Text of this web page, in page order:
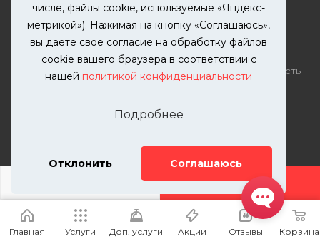
числе, файлы cookie, используемые «Яндекс-
метрикой»). Нажимая на кнопку «Соглашаюсь»,
вы даете свое согласие на обработку файлов
cookie вашего браузера в соответствии с
нашей политикой конфиденциальности
Подробнее
Отклонить Соглашаюсь
ДОБАВИТЬ УСЛУГУ
2026 © KUTUZOVV | Кузовной ремонт и покраска
автомобилей. Вся информация на сайте – собственность
разрешения запрещена. Все права защищены.
Телефон: 8(499)-302-00-57
Главная Услуги Доп. услуги Акции Отзывы Корзина